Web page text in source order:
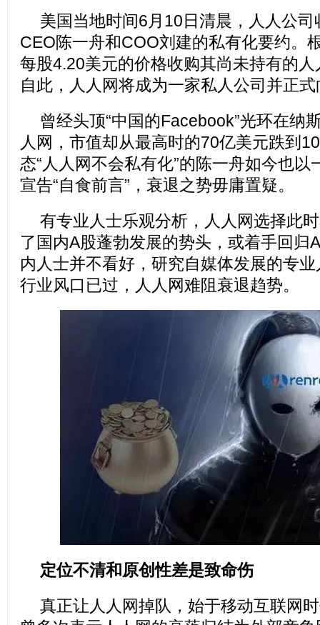
美国当地时间6月10日清晨，人人公
CEO陈一舟和COO刘建的私有化要约。
每股4.20美元的价格收购其尚未持有的
自此，人人网将成为一家私人公司并正
曾经头顶“中国的Facebook”光环在纳
人网，市值却从最高时的70亿美元跌到
态“人人网不会私有化”的陈一舟如今也以
宣告“自食前言”，衰退之势毋庸置疑。
有专业人士乐观分析，人人网选择此
了国内A股蓬勃发展的势头，或着手回归
内人士并不看好，研究自媒体发展的专
行业风口已过，人人网难阻衰退趋势。
定位不清和原创性差是致命伤
真正让人人网掉队，始于移动互联网